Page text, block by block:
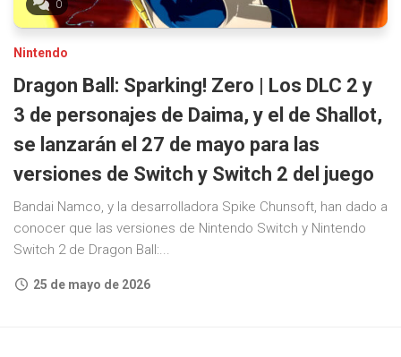
0
Nintendo
Dragon Ball: Sparking! Zero | Los DLC 2 y
3 de personajes de Daima, y el de Shallot,
se lanzarán el 27 de mayo para las
versiones de Switch y Switch 2 del juego
Bandai Namco, y la desarrolladora Spike Chunsoft, han dado a
conocer que las versiones de Nintendo Switch y Nintendo
Switch 2 de Dragon Ball:...
25 de mayo de 2026